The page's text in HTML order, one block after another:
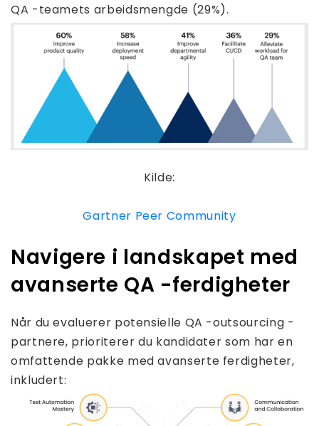
QA -teamets arbeidsmengde (29%).
Kilde:
Gartner Peer Community
Navigere i landskapet med
avanserte QA -ferdigheter
Når du evaluerer potensielle QA -outsourcing -
partnere, prioriterer du kandidater som har en
omfattende pakke med avanserte ferdigheter,
inkludert: